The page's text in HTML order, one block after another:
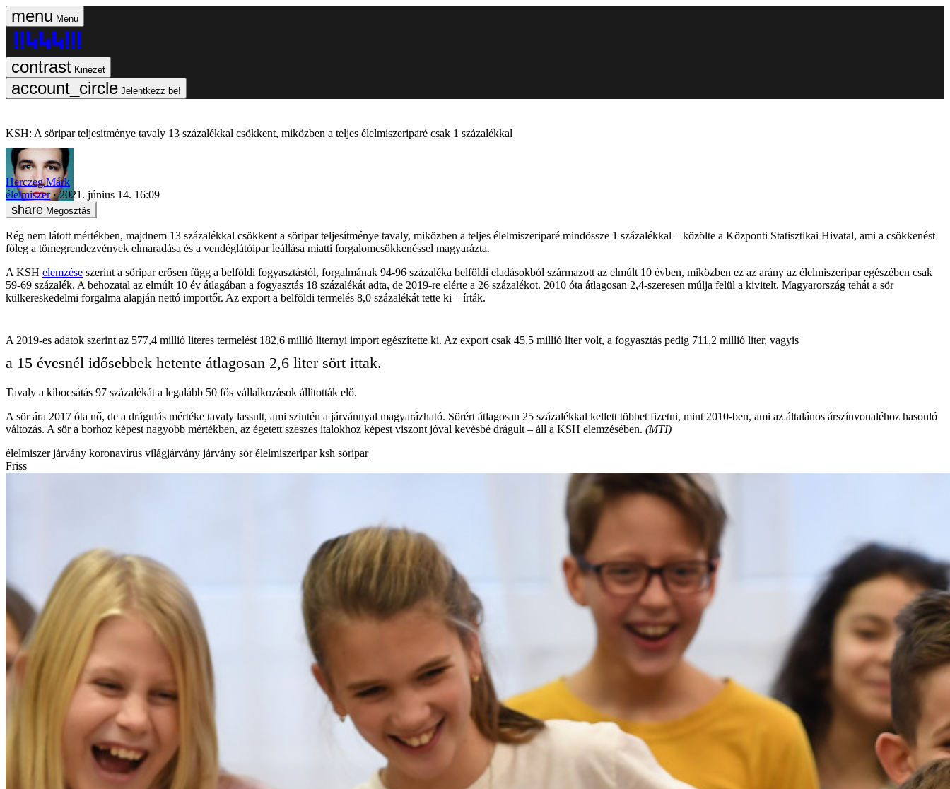
Menü
Kinézet
Jelentkezz be!
KSH: A söripar teljesítménye tavaly 13 százalékkal csökkent, miközben a teljes élelmiszeriparé csak 1 százalékkal
Herczeg Márk
élelmiszer
2021. június 14. 16:09
Megosztás
Rég nem látott mértékben, majdnem 13 százalékkal csökkent a söripar teljesítménye tavaly, miközben a teljes élelmiszeriparé mindössze 1 százalékkal – közölte a Központi Statisztikai Hivatal, ami a csökkenést
főleg a tömegrendezvények elmaradása és a vendéglátóipar leállása miatti forgalomcsökkenéssel magyarázta.
A KSH elemzése szerint a söripar erősen függ a belföldi fogyasztástól, forgalmának 94-96 százaléka belföldi eladásokból származott az elmúlt 10 évben, miközben ez az arány az élelmiszeripar egészében csak
59-69 százalék. A behozatal az elmúlt 10 év átlagában a fogyasztás 18 százalékát adta, de 2019-re elérte a 26 százalékot. 2010 óta átlagosan 2,4-szeresen múlja felül a kivitelt, Magyarország tehát a sör
külkereskedelmi forgalma alapján nettó importőr. Az export a belföldi termelés 8,0 százalékát tette ki – írták.
A 2019-es adatok szerint az 577,4 millió literes termelést 182,6 millió liternyi import egészítette ki. Az export csak 45,5 millió liter volt, a fogyasztás pedig 711,2 millió liter, vagyis
a 15 évesnél idősebbek hetente átlagosan 2,6 liter sört ittak.
Tavaly a kibocsátás 97 százalékát a legalább 50 fős vállalkozások állították elő.
A sör ára 2017 óta nő, de a drágulás mértéke tavaly lassult, ami szintén a járvánnyal magyarázható. Sörért átlagosan 25 százalékkal kellett többet fizetni, mint 2010-ben, ami az általános árszínvonaléhoz hasonló
változás. A sör a borhoz képest nagyobb mértékben, az égetett szeszes italokhoz képest viszont jóval kevésbé drágult – áll a KSH elemzésében. (MTI)
élelmiszer járvány koronavírus világjárvány járvány sör élelmiszeripar ksh söripar
Friss